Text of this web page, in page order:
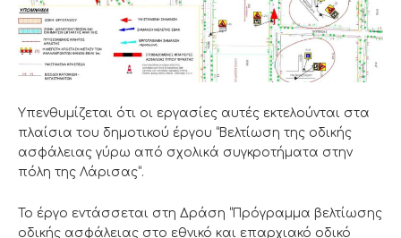
Υπενθυμίζεται ότι οι εργασίες αυτές εκτελούνται στα
πλαίσια του δημοτικού έργου “Βελτίωση της οδικής
ασφάλειας γύρω από σχολικά συγκροτήματα στην
πόλη της Λάρισας”.
Το έργο εντάσσεται στη Δράση “Πρόγραμμα βελτίωσης
οδικής ασφάλειας στο εθνικό και επαρχιακό οδικό